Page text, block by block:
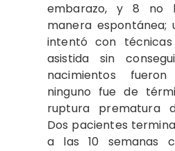
embarazo, y 8 no
manera espontánea;
intentó con
asistida sin
nacimientos
ninguno fue de
ruptura prematura
Dos pacientes
a las 10 semanas